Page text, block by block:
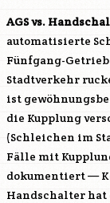
AGS vs.
automatisierte
Fünfgang-
Stadtverkehr
ist
die Kupplung
(Schleichen im
Fälle mit
dokumentiert —
Handschalter hat